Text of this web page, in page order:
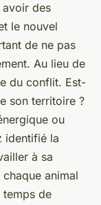
des
le nouvel
de ne pas
Au lieu de
du conflit. Est-
son territoire ?
ou
identifié la
à sa
animal
temps de